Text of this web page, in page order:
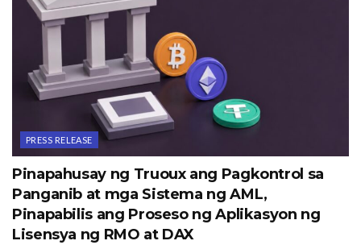
PRESS RELEASE
Pinapahusay ng Truoux ang Pagkontrol sa
Panganib at mga Sistema ng AML,
Pinapabilis ang Proseso ng Aplikasyon ng
Lisensya ng RMO at DAX